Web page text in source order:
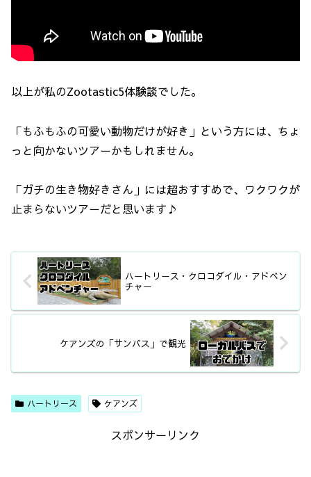
以上が私のZootastic5体験談でした。
「もふもふの可愛い動物だけが好き」という方には、ちょ
っと向かないツアーかもしれません。
「ガチの生き物好きさん」には超おすすめで、ワクワクが
止まらないツアーだと思います♪
ハートリース・クロコダイル・アドベン
チャー
ケアンズの「サンバス」で観光
ハートリース ケアンズ
スポンサーリンク